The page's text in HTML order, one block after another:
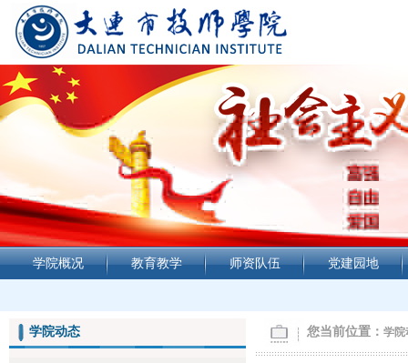
学院概况 教育教学 师资队伍 党建园地
学院动态 您当前位置： 学院